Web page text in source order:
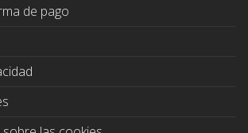
de pago